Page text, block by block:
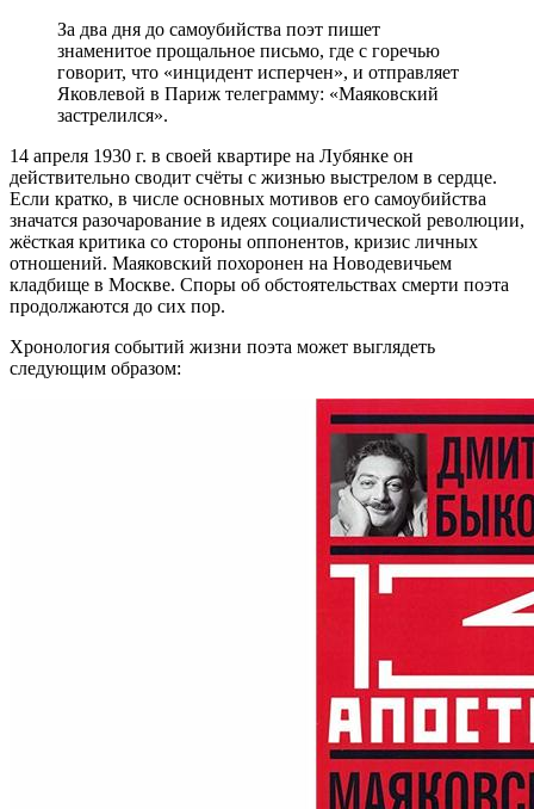
За два дня до самоубийства поэт пишет
знаменитое прощальное письмо, где с горечью
говорит, что «инцидент исперчен», и отправляет
Яковлевой в Париж телеграмму: «Маяковский
застрелился».
14 апреля 1930 г. в своей квартире на Лубянке он
действительно сводит счёты с жизнью выстрелом в сердце.
Если кратко, в числе основных мотивов его самоубийства
значатся разочарование в идеях социалистической революции,
жёсткая критика со стороны оппонентов, кризис личных
отношений. Маяковский похоронен на Новодевичьем
кладбище в Москве. Споры об обстоятельствах смерти поэта
продолжаются до сих пор.
Хронология событий жизни поэта может выглядеть
следующим образом: